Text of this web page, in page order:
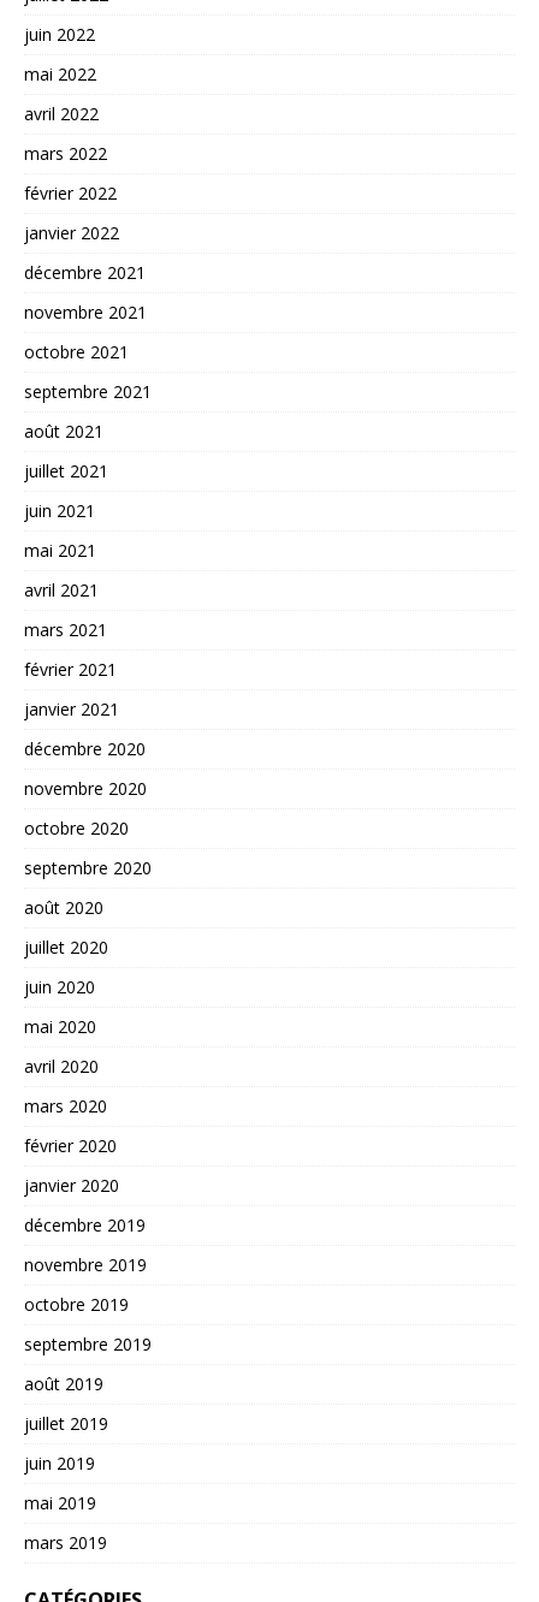
juin 2022
mai 2022
avril 2022
mars 2022
février 2022
janvier 2022
décembre 2021
novembre 2021
octobre 2021
septembre 2021
août 2021
juillet 2021
juin 2021
mai 2021
avril 2021
mars 2021
février 2021
janvier 2021
décembre 2020
novembre 2020
octobre 2020
septembre 2020
août 2020
juillet 2020
juin 2020
mai 2020
avril 2020
mars 2020
février 2020
janvier 2020
décembre 2019
novembre 2019
octobre 2019
septembre 2019
août 2019
juillet 2019
juin 2019
mai 2019
mars 2019